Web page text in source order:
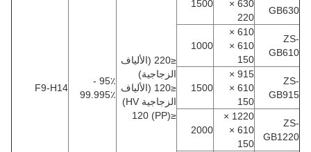
≤220 (الألياف
الزجاجية)
≤120 (الألياف
الزجاجية HV)
≤120 (PP)
95٪ -
99.995٪
F9-H14
GB630
630 ×
220
1500
ZS-
GB610
610 ×
610 ×
150
1000
ZS-
GB915
915 ×
610 ×
150
1500
ZS-
GB1220
1220 ×
610 ×
150
2000